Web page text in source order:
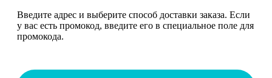
Введите адрес и выберите способ доставки заказа. Если
у вас есть промокод, введите его в специальное поле для
промокода.